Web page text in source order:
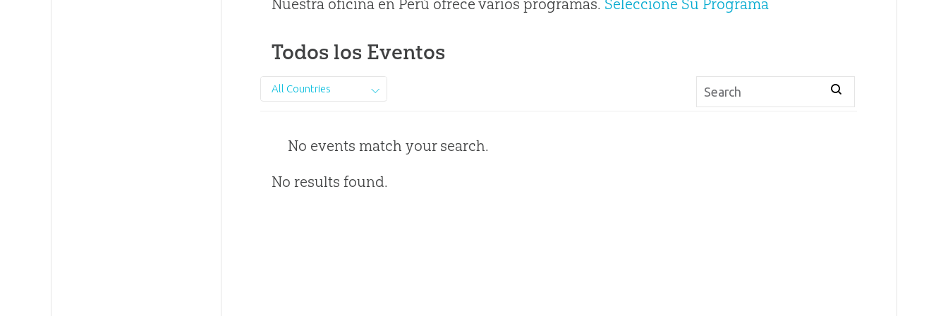
Nuestra oficina en Perú ofrece varios programas. Seleccione Su Programa
Todos los Eventos
All Countries
No events match your search.
No results found.